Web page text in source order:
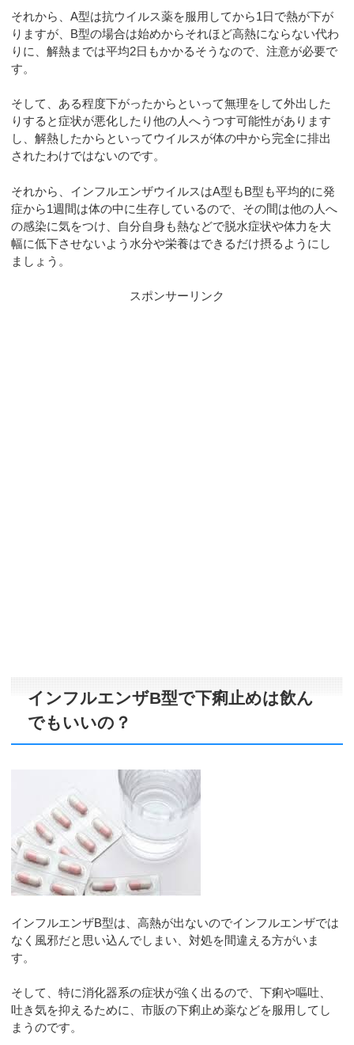
それから、A型は抗ウイルス薬を服用してから1日で熱が下が
りますが、B型の場合は始めからそれほど高熱にならない代わ
りに、解熱までは平均2日もかかるそうなので、注意が必要で
す。
そして、ある程度下がったからといって無理をして外出した
りすると症状が悪化したり他の人へうつす可能性があります
し、解熱したからといってウイルスが体の中から完全に排出
されたわけではないのです。
それから、インフルエンザウイルスはA型もB型も平均的に発
症から1週間は体の中に生存しているので、その間は他の人へ
の感染に気をつけ、自分自身も熱などで脱水症状や体力を大
幅に低下させないよう水分や栄養はできるだけ摂るようにし
ましょう。
スポンサーリンク
インフルエンザB型で下痢止めは飲ん
でもいいの？
インフルエンザB型は、高熱が出ないのでインフルエンザでは
なく風邪だと思い込んでしまい、対処を間違える方がいま
す。
そして、特に消化器系の症状が強く出るので、下痢や嘔吐、
吐き気を抑えるために、市販の下痢止め薬などを服用してし
まうのです。